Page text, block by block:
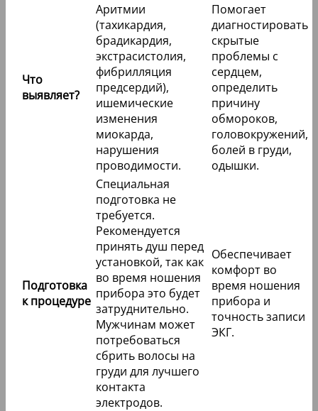
Что
выявляет?
Аритмии
(тахикардия,
брадикардия,
экстрасистолия,
фибрилляция
предсердий),
ишемические
изменения
миокарда,
нарушения
проводимости.
Помогает
диагностировать
скрытые
проблемы с
сердцем,
определить
причину
обмороков,
головокружений,
болей в груди,
одышки.
Подготовка
к процедуре
Специальная
подготовка не
требуется.
Рекомендуется
принять душ перед
установкой, так как
во время ношения
прибора это будет
затруднительно.
Мужчинам может
потребоваться
сбрить волосы на
груди для лучшего
контакта
электродов.
Обеспечивает
комфорт во
время ношения
прибора и
точность записи
ЭКГ.